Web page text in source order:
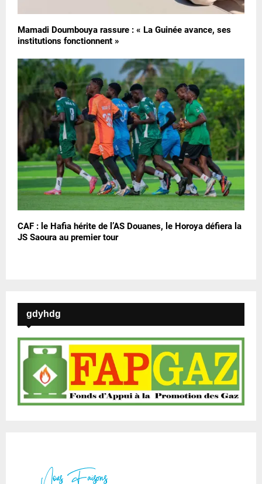
Mamadi Doumbouya rassure : « La Guinée avance, ses
institutions fonctionnent »
CAF : le Hafia hérite de l’AS Douanes, le Horoya défiera la
JS Saoura au premier tour
gdyhdg